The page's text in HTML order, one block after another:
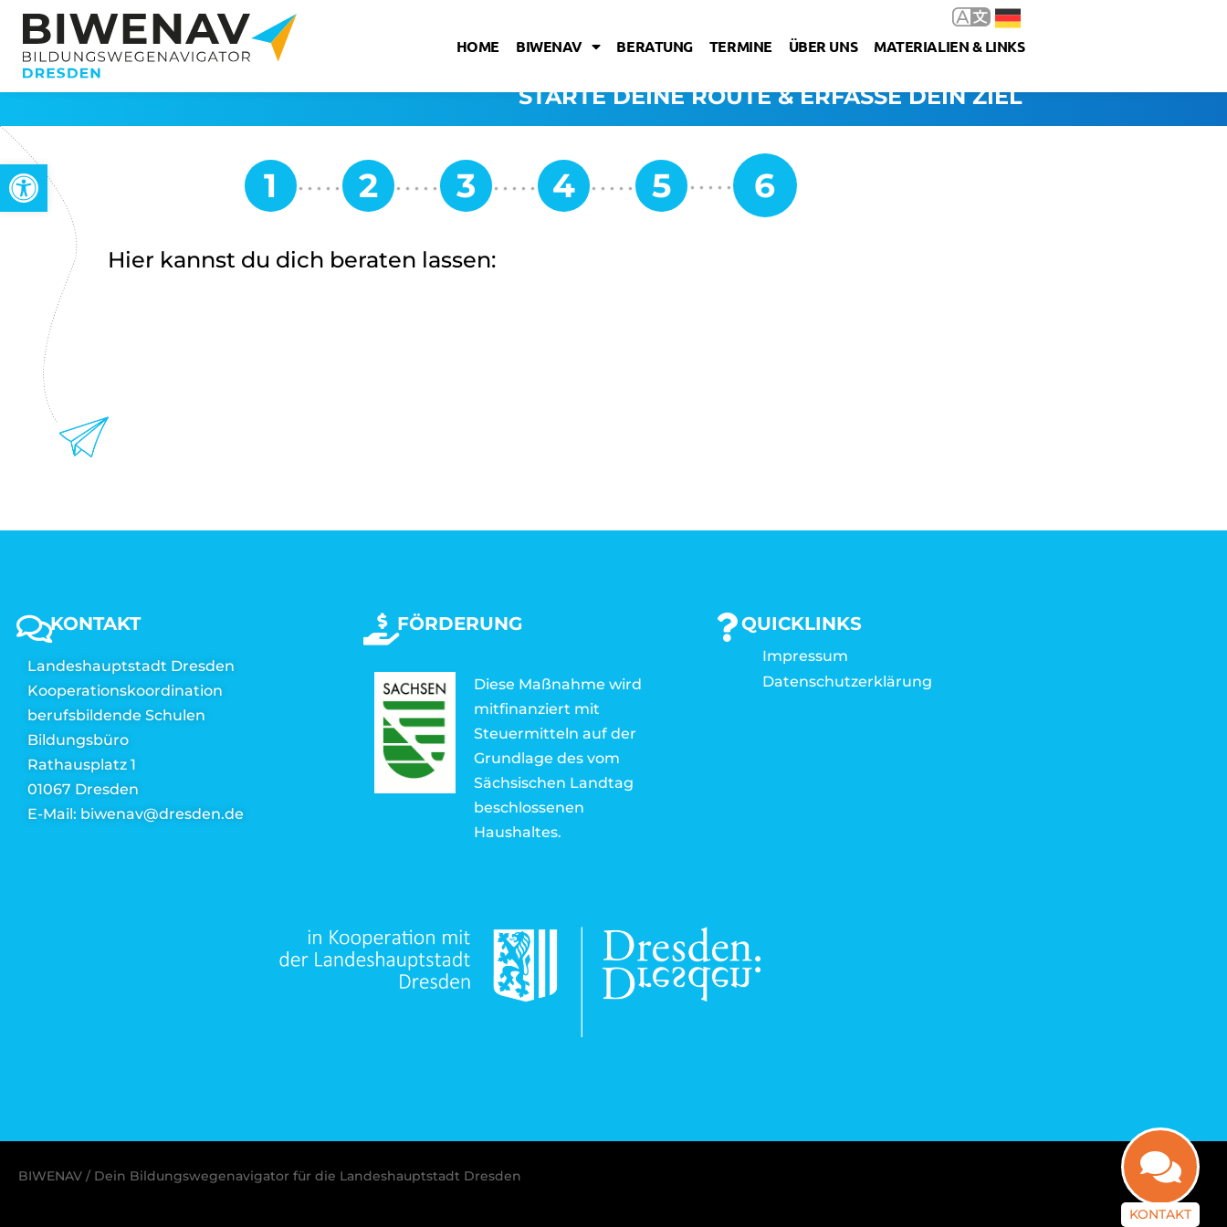
Werkzeugleiste öffnen
HOME BIWENAV BERATUNG TERMINE ÜBER UNS MATERIALIEN & LINKS
STARTE DEINE ROUTE & ERFASSE DEIN ZIEL
Hier kannst du dich beraten lassen:
KONTAKT
Landeshauptstadt Dresden
Kooperationskoordination
berufsbildende Schulen
Bildungsbüro
Rathausplatz 1
01067 Dresden
E-Mail: biwenav@dresden.de
FÖRDERUNG
Diese Maßnahme wird
mitfinanziert mit
Steuermitteln auf der
Grundlage des vom
Sächsischen Landtag
beschlossenen
Haushaltes.
QUICKLINKS
Impressum
Datenschutzerklärung
BIWENAV / Dein Bildungswegenavigator für die Landeshauptstadt Dresden
KONTAKT